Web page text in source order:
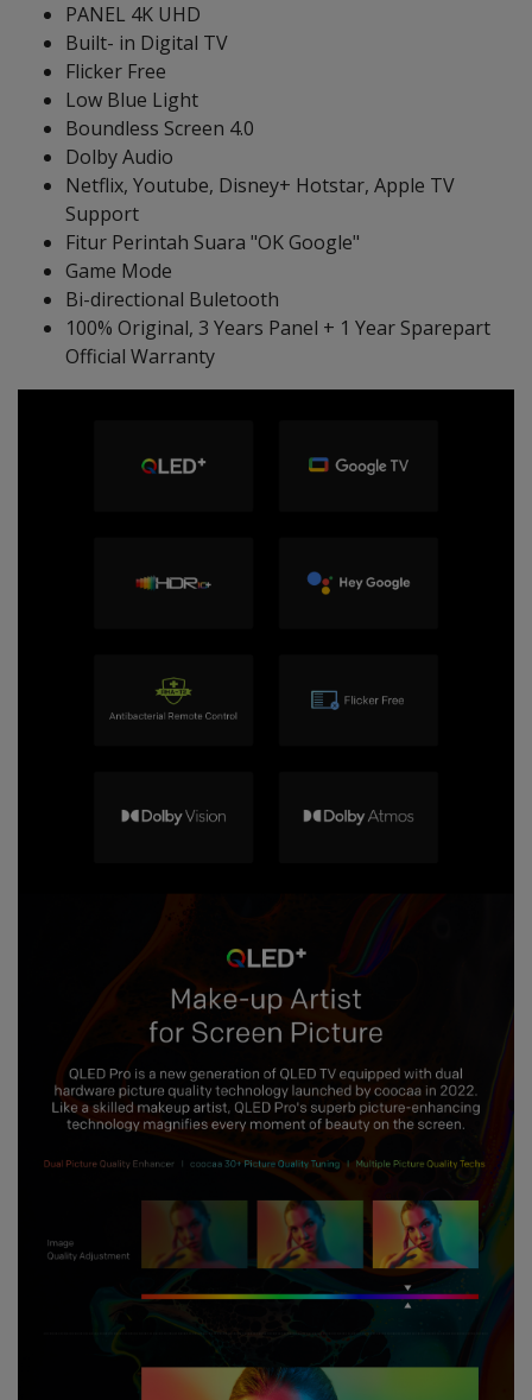
PANEL 4K UHD
Built- in Digital TV
Flicker Free
Low Blue Light
Boundless Screen 4.0
Dolby Audio
Netflix, Youtube, Disney+ Hotstar, Apple TV
Support
Fitur Perintah Suara "OK Google"
Game Mode
Bi-directional Buletooth
100% Original, 3 Years Panel + 1 Year Sparepart
Official Warranty